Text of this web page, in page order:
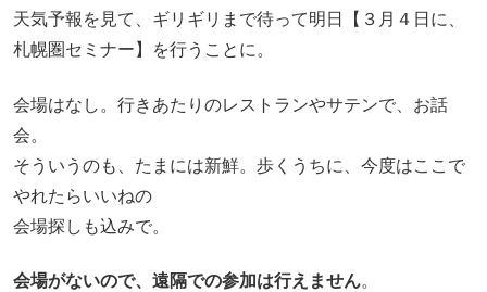
天気予報を見て、ギリギリまで待って明日【３月４日に、
札幌圏セミナー】を行うことに。
会場はなし。行きあたりのレストランやサテンで、お話
会。
そういうのも、たまには新鮮。歩くうちに、今度はここで
やれたらいいねの
会場探しも込みで。
会場がないので、遠隔での参加は行えません。